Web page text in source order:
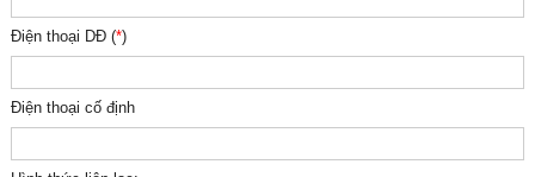
Điện thoại DĐ (*)
Điện thoại cố định